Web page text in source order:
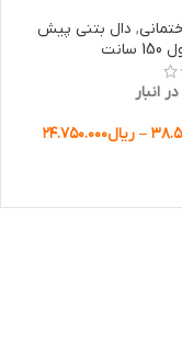
, دال بتنی پیش
سانت
انبار
– ریال۲۴.۷۵۰.۰۰۰